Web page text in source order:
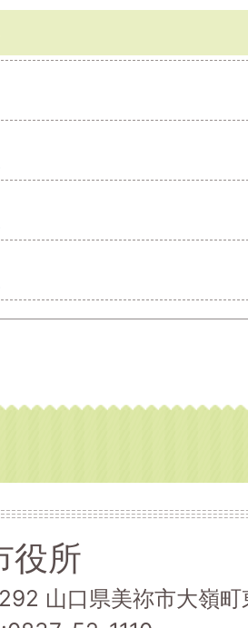
役所
山口県美祢市大嶺